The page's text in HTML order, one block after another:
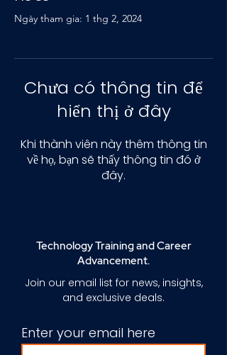
Ngày tham gia: 1 thg 2, 2024
Chưa có thông tin để
hiển thị ở đây
Khi thành viên này thêm thông tin
về họ, bạn sẽ thấy thông tin đó ở
đây.
Technology Training and Career
Advancement.
Join our email list for news, insights,
and exclusive deals.
Enter your email here